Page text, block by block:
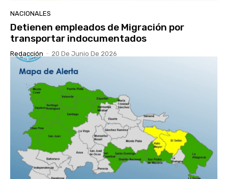
NACIONALES
Detienen empleados de Migración por
transportar indocumentados
Redacción - 20 De Junio De 2026